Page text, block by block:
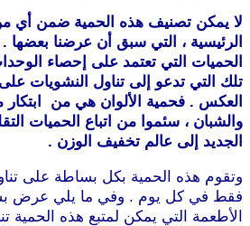
لا يمكن تصنيف هذه الحمية ضمن أي
الرئيسية ، التي سبق أن عرضنا
الحميات التي تعتمد على إحصاء
تلك التي تدعو إلى تناول النشويات
العكس . فحمية الألوان هي من
والشبان ، سئموا من اتباع الحميات
الجديد إلى عالم تخفيف الوزن .
وتقوم هذه الحمية بكل بساطة على
فقط في كل يوم . وفي ما يلي عرض
الأطعمة التي يمكن لمتبع هذه الحمية